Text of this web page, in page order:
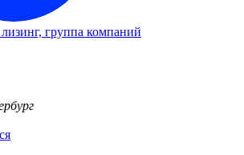
группа компаний